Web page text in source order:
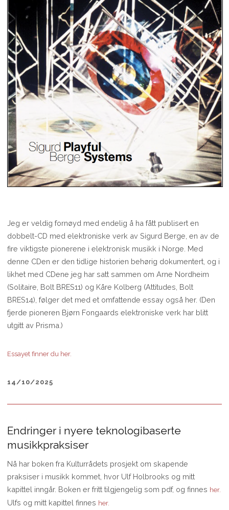
Jeg er veldig fornøyd med endelig å ha fått publisert en
dobbelt-CD med elektroniske verk av Sigurd Berge, en av de
fire viktigste pionerene i elektronisk musikk i Norge. Med
denne CDen er den tidlige historien behørig dokumentert, og i
likhet med CDene jeg har satt sammen om Arne Nordheim
(Solitaire, Bolt BRES11) og Kåre Kolberg (Attitudes, Bolt
BRES14), følger det med et omfattende essay også her. (Den
fjerde pioneren Bjørn Fongaards elektroniske verk har blitt
utgitt av Prisma.)
Essayet finner du her.
14/10/2025
Endringer i nyere teknologibaserte
musikkpraksiser
Nå har boken fra Kulturrådets prosjekt om skapende
praksiser i musikk kommet, hvor Ulf Holbrooks og mitt
kapittel inngår. Boken er fritt tilgjengelig som pdf, og finnes her.
Ulfs og mitt kapittel finnes her.